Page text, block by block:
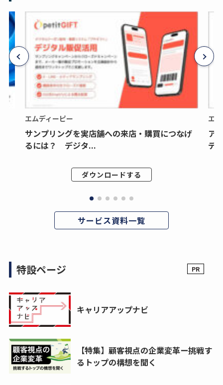
エムディーピー
サンプリングを実店舗への来店・購買につなげ
るには？ デジタ...
ダウンロードする
エ
ア
デ
サービス資料一覧
特設ページ
キャリアアップナビ
【特集】顧客視点の企業変革ー挑戦す
るトップの構想を聞く